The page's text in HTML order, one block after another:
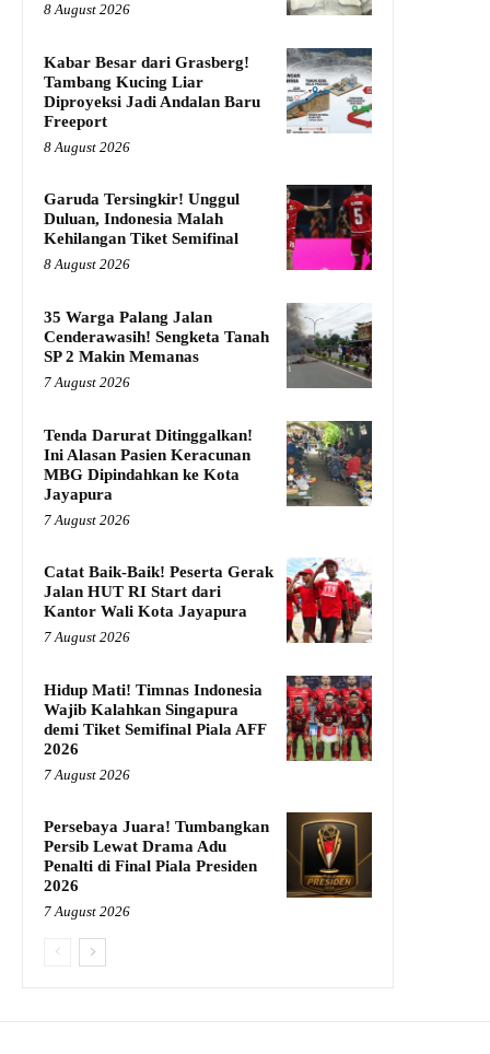
8 August 2026
Kabar Besar dari Grasberg!
Tambang Kucing Liar
Diproyeksi Jadi Andalan Baru
Freeport
8 August 2026
Garuda Tersingkir! Unggul
Duluan, Indonesia Malah
Kehilangan Tiket Semifinal
8 August 2026
35 Warga Palang Jalan
Cenderawasih! Sengketa Tanah
SP 2 Makin Memanas
7 August 2026
Tenda Darurat Ditinggalkan!
Ini Alasan Pasien Keracunan
MBG Dipindahkan ke Kota
Jayapura
7 August 2026
Catat Baik-Baik! Peserta Gerak
Jalan HUT RI Start dari
Kantor Wali Kota Jayapura
7 August 2026
Hidup Mati! Timnas Indonesia
Wajib Kalahkan Singapura
demi Tiket Semifinal Piala AFF
2026
7 August 2026
Persebaya Juara! Tumbangkan
Persib Lewat Drama Adu
Penalti di Final Piala Presiden
2026
7 August 2026